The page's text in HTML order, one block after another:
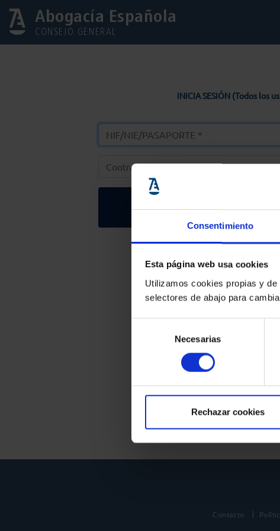
Consentimiento
Esta página web usa cookies
Utilizamos cookies propias y
selectores de abajo para
consentimiento
Necesarias
Rechazar cookies
Abogacía Española
CONSEJO GENERAL
INICIA SESIÓN (Todos los
Entrar
Solicitar
Contacto